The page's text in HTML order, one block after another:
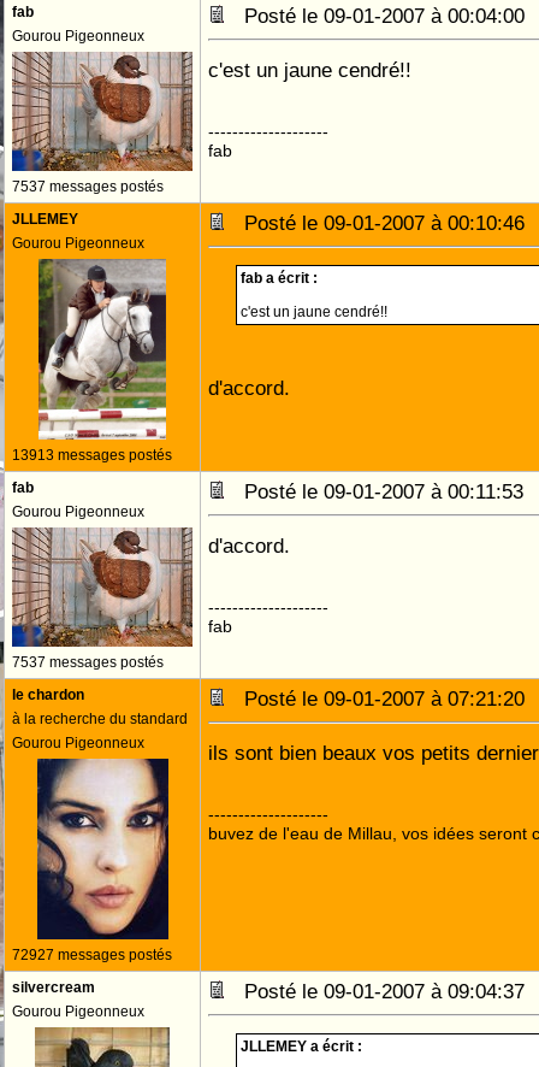
fab
Gourou Pigeonneux
7537 messages postés
Posté le 09-01-2007 à
c'est un jaune cendré!!
--------------------
fab
JLLEMEY
Gourou Pigeonneux
13913 messages postés
Posté le 09-01-2007 à
fab a écrit :
c'est un jaune cendré!!
d'accord.
fab
Gourou Pigeonneux
7537 messages postés
Posté le 09-01-2007 à
d'accord.
--------------------
fab
le chardon
à la recherche du standard
Gourou Pigeonneux
72927 messages postés
Posté le 09-01-2007 à
ils sont bien beaux vos petits
--------------------
buvez de l'eau de Millau, vos idées seront
silvercream
Gourou Pigeonneux
Posté le 09-01-2007 à
JLLEMEY a écrit :